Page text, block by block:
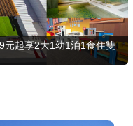
起享2大1幼1泊1食住雙